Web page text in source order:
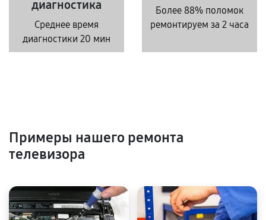
диагностика
Среднее время
диагностики 20 мин
Более 88% поломок
ремонтируем за 2 часа
Примеры нашего ремонта
телевизора